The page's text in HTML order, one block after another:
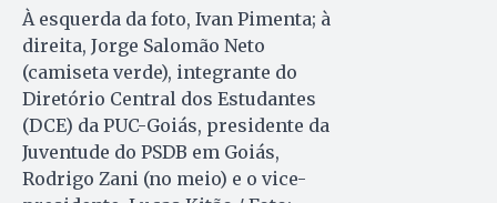
À esquerda da foto, Ivan Pimenta; à
direita, Jorge Salomão Neto
(camiseta verde), integrante do
Diretório Central dos Estudantes
(DCE) da PUC-Goiás, presidente da
Juventude do PSDB em Goiás,
Rodrigo Zani (no meio) e o vice-